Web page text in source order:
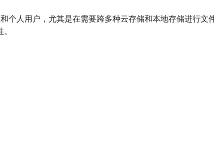
个人用户，尤其是在需要跨多种云存储和本地存储进行